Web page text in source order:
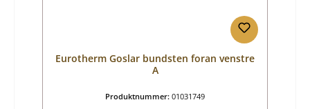
Eurotherm Goslar bundsten foran venstre
A
Produktnummer: 01031749